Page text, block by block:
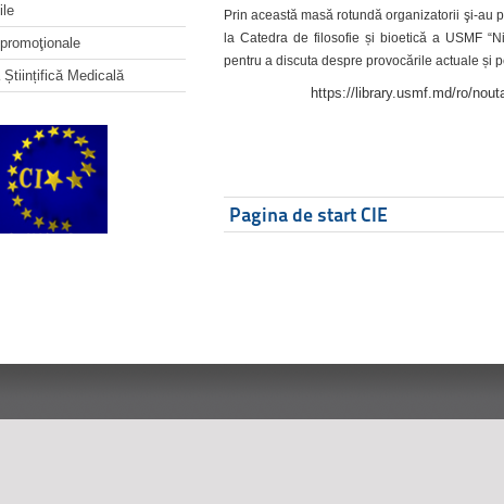
Științifică Medicală
Prin această masă rotundă organizatorii şi-au
la Catedra de filosofie și bioetică a USMF
pentru a discuta despre provocările actuale și
https://library.usmf.md/ro/
Pagina de start CIE